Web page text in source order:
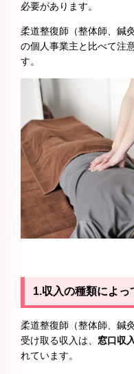
必要があります。
柔道整復師（整体師、鍼
の個人事業主と比べて注
す。
1.収入の種類によ
柔道整復師（整体師、鍼
受け取る収入は、 窓口収入
れています。